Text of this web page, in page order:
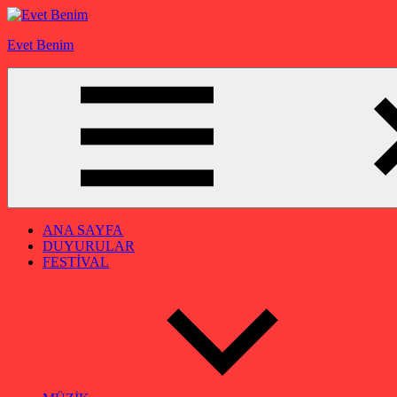
İçeriğe
Evet Benim
ANA SAYFA
DUYURULAR
FESTİVAL